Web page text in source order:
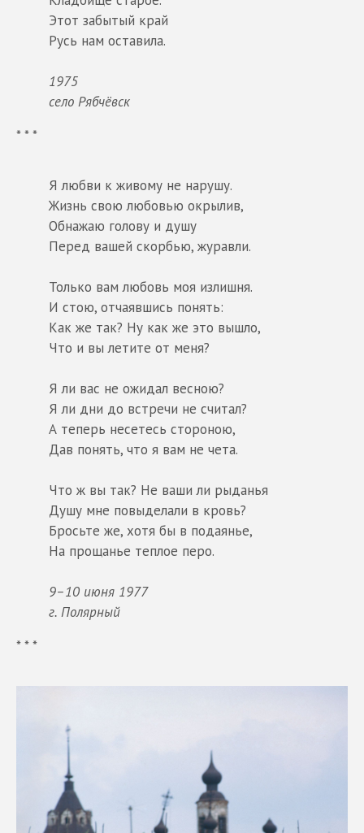
Этот забытый край
Русь нам оставила.
1975
село Рябчёвск
* * *
Я любви к живому не нарушу.
Жизнь свою любовью окрылив,
Обнажаю голову и душу
Перед вашей скорбью, журавли.
Только вам любовь моя излишня.
И стою, отчаявшись понять:
Как же так? Ну как же это вышло,
Что и вы летите от меня?
Я ли вас не ожидал весною?
Я ли дни до встречи не считал?
А теперь несетесь стороною,
Дав понять, что я вам не чета.
Что ж вы так? Не ваши ли рыданья
Душу мне повыделали в кровь?
Бросьте же, хотя бы в подаянье,
На прощанье теплое перо.
9–10 июня 1977
г. Полярный
* * *